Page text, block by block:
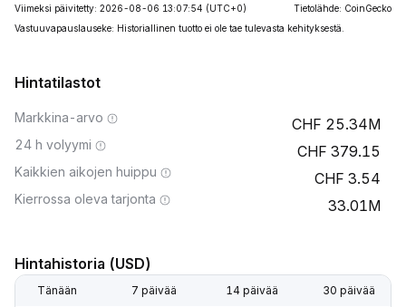
Viimeksi päivitetty: 2026-08-06 13:07:54 (UTC+0)
Tietolähde: CoinGecko
Vastuuvapauslauseke: Historiallinen tuotto ei ole tae tulevasta kehityksestä.
Hintatilastot
Markkina-arvo 25.34M
24 h volyymi 379.15
Kaikkien aikojen huippu 3.54
Kierrossa oleva tarjonta 33.01M
Hintahistoria (USD)
Tänään 7 päivää 14 päivää 30 päivää